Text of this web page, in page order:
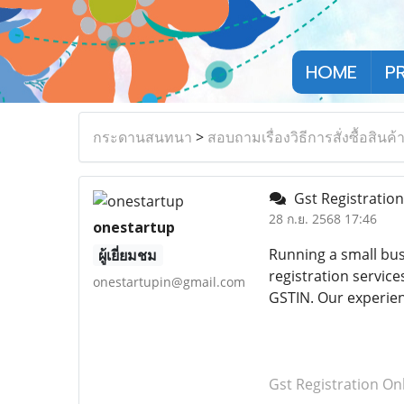
HOME
กระดานสนทนา > สอบถามเรื่องวิธีการสั่งซื้อสินค้า
onestartup
ผู้เยี่ยมชม
onestartupin@gmail.com
Gst
28 ก.ย. 2568 17:46
Running a small
registration
GSTIN. Our
Gst Registration